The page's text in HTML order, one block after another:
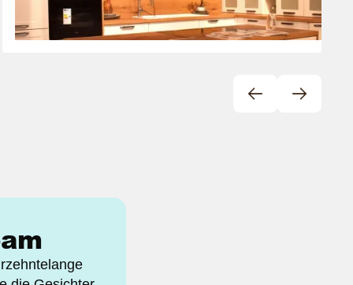
Helle Landhaus-Küche zum Wohlfühlen